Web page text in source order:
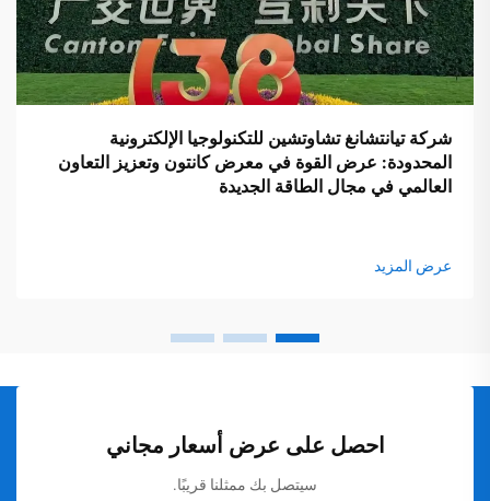
شركة تيانتشانغ تشاوتشين للتكنولوجيا الإلكترونية
المحدودة: عرض القوة في معرض كانتون وتعزيز التعاون
العالمي في مجال الطاقة الجديدة
عرض المزيد
احصل على عرض أسعار مجاني
سيتصل بك ممثلنا قريبًا.